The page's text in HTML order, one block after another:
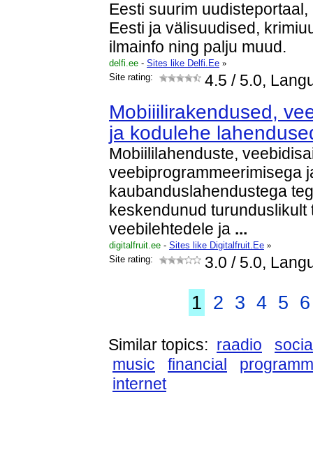
Eesti suurim
Eesti ja välisuudised,
ilmainfo ning palju muud.
delfi.ee - Sites like Delfi.Ee »
Site rating:
4.5 / 5.0,
Mobiiilirakendused,
ja kodulehe
Mobiililahenduste,
veebiprogrammeerimisega
kaubanduslahendustega
keskendunud turunduslikult
veebilehtedele ja ...
digitalfruit.ee - Sites like Digitalfruit.Ee »
Site rating:
3.0 / 5.0,
1 2 3 4 5 6
Similar topics: raadio
music
financial
internet